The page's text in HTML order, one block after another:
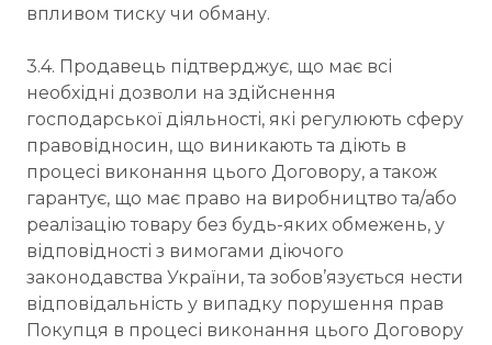
впливом тиску чи обману.
3.4. Продавець підтверджує, що має всі
необхідні дозволи на здійснення
господарської діяльності, які регулюють сферу
правовідносин, що виникають та діють в
процесі виконання цього Договору, а також
гарантує, що має право на виробництво та/або
реалізацію товару без будь-яких обмежень, у
відповідності з вимогами діючого
законодавства України, та зобов’язується нести
відповідальність у випадку порушення прав
Покупця в процесі виконання цього Договору